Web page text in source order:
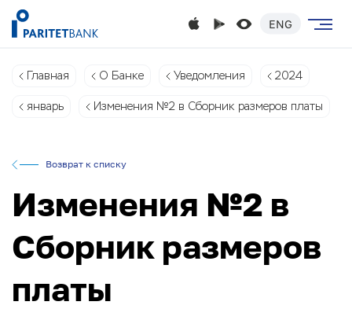
ENG
Главная О Банке Уведомления 2024
январь Изменения №2 в Сборник размеров платы
Возврат к списку
Изменения №2 в
Сборник размеров
платы